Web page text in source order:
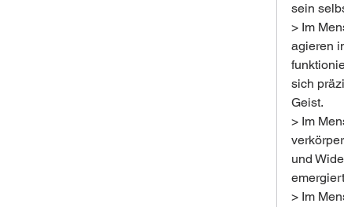
sein
> Im
agieren
sich
Geist.
> Im
und
> Im